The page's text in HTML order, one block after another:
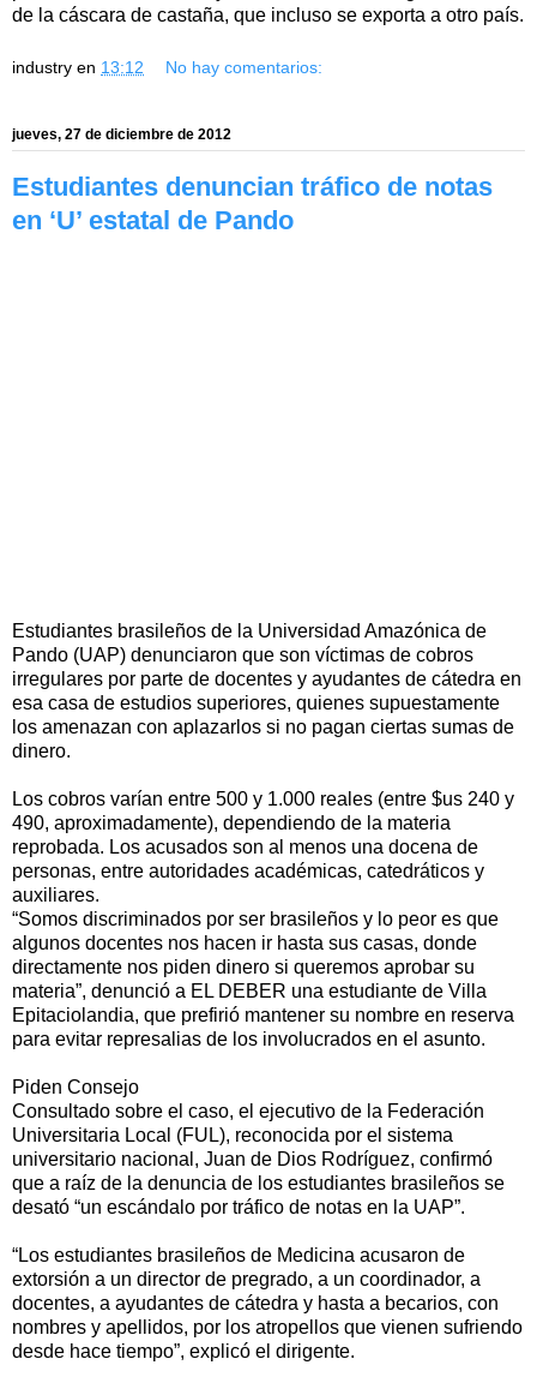
de la cáscara de castaña, que incluso se exporta a otro país.
industry en 13:12 No hay comentarios:
jueves, 27 de diciembre de 2012
Estudiantes denuncian tráfico de notas
en ‘U’ estatal de Pando
Estudiantes brasileños de la Universidad Amazónica de
Pando (UAP) denunciaron que son víctimas de cobros
irregulares por parte de docentes y ayudantes de cátedra en
esa casa de estudios superiores, quienes supuestamente
los amenazan con aplazarlos si no pagan ciertas sumas de
dinero.
Los cobros varían entre 500 y 1.000 reales (entre $us 240 y
490, aproximadamente), dependiendo de la materia
reprobada. Los acusados son al menos una docena de
personas, entre autoridades académicas, catedráticos y
auxiliares.
“Somos discriminados por ser brasileños y lo peor es que
algunos docentes nos hacen ir hasta sus casas, donde
directamente nos piden dinero si queremos aprobar su
materia”, denunció a EL DEBER una estudiante de Villa
Epitaciolandia, que prefirió mantener su nombre en reserva
para evitar represalias de los involucrados en el asunto.
Piden Consejo
Consultado sobre el caso, el ejecutivo de la Federación
Universitaria Local (FUL), reconocida por el sistema
universitario nacional, Juan de Dios Rodríguez, confirmó
que a raíz de la denuncia de los estudiantes brasileños se
desató “un escándalo por tráfico de notas en la UAP”.
“Los estudiantes brasileños de Medicina acusaron de
extorsión a un director de pregrado, a un coordinador, a
docentes, a ayudantes de cátedra y hasta a becarios, con
nombres y apellidos, por los atropellos que vienen sufriendo
desde hace tiempo”, explicó el dirigente.